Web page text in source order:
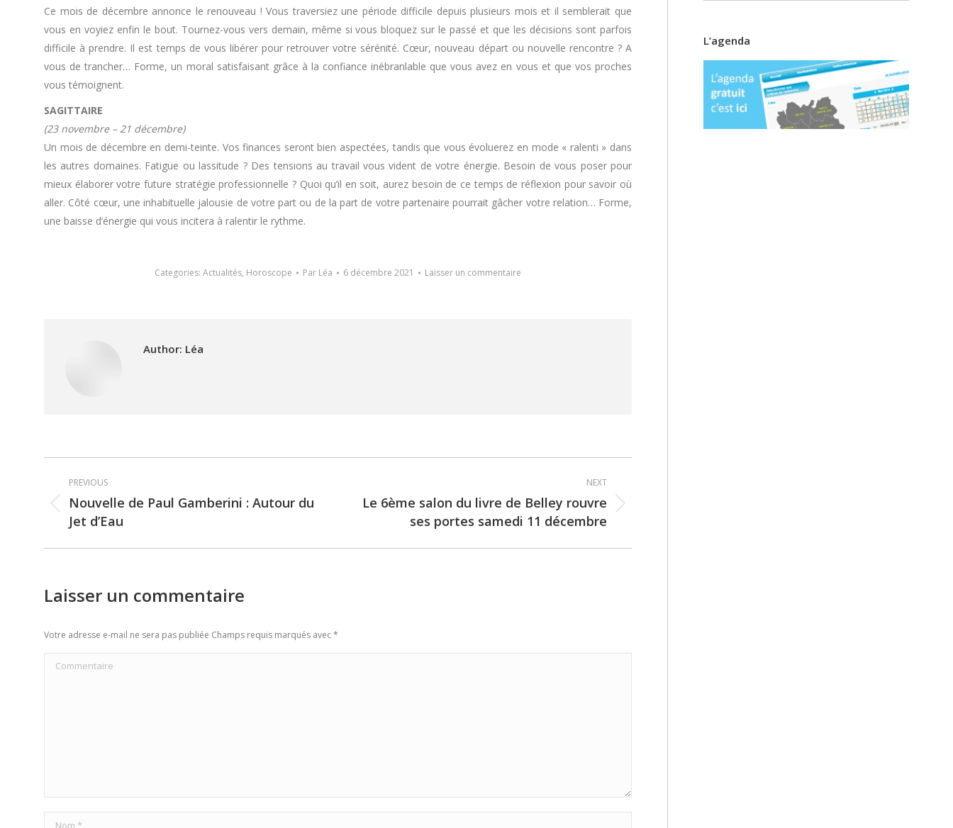
Ce mois de décembre annonce le renouveau ! Vous traversiez une période difficile depuis plusieurs mois et il semblerait que
vous en voyiez enfin le bout. Tournez-vous vers demain, même si vous bloquez sur le passé et que les décisions sont parfois
difficile à prendre. Il est temps de vous libérer pour retrouver votre sérénité. Cœur, nouveau départ ou nouvelle rencontre ? A
vous de trancher… Forme, un moral satisfaisant grâce à la confiance inébranlable que vous avez en vous et que vos proches
vous témoignent.
SAGITTAIRE
(23 novembre – 21 décembre)
Un mois de décembre en demi-teinte. Vos finances seront bien aspectées, tandis que vous évoluerez en mode « ralenti » dans
les autres domaines. Fatigue ou lassitude ? Des tensions au travail vous vident de votre énergie. Besoin de vous poser pour
mieux élaborer votre future stratégie professionnelle ? Quoi qu’il en soit, aurez besoin de ce temps de réflexion pour savoir où
aller. Côté cœur, une inhabituelle jalousie de votre part ou de la part de votre partenaire pourrait gâcher votre relation… Forme,
une baisse d’énergie qui vous incitera à ralentir le rythme.
Categories: Actualités, Horoscope Par Léa 6 décembre 2021 Laisser un commentaire
Author: Léa
Post
navigation
PREVIOUS
Previous
post:
Nouvelle de Paul Gamberini : Autour du
Jet d’Eau
NEXT
Next
Le 6ème salon du livre de Belley rouvre
ses portes samedi 11 décembre
Laisser un commentaire
Votre adresse e-mail ne sera pas publiée Champs requis marqués avec*
Commentaire
Nom *
L’agenda